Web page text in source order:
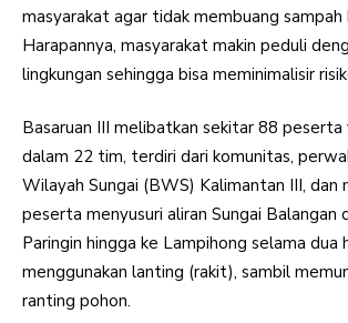
masyarakat agar tidak membuang sampah
Harapannya, masyarakat makin peduli
lingkungan sehingga bisa meminimalisir
Basaruan III melibatkan sekitar 88
dalam 22 tim, terdiri dari komunitas,
Wilayah Sungai (BWS) Kalimantan III, dan
peserta menyusuri aliran Sungai Balangan
Paringin hingga ke Lampihong selama dua
menggunakan lanting (rakit), sambil
ranting pohon.